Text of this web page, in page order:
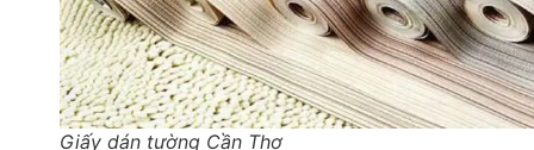
Giấy dán tường Cần Thơ